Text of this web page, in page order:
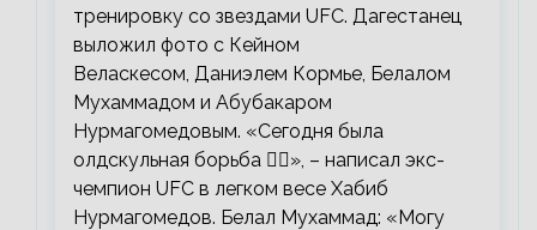
тренировку со звездами UFC. Дагестанец
выложил фото с Кейном
Веласкесом, Даниэлем Кормье, Белалом
Мухаммадом и Абубакаром
Нурмагомедовым. «Сегодня была
олдскульная борьба 🤼‍♂️», – написал экс-
чемпион UFC в легком весе Хабиб
Нурмагомедов. Белал Мухаммад: «Могу